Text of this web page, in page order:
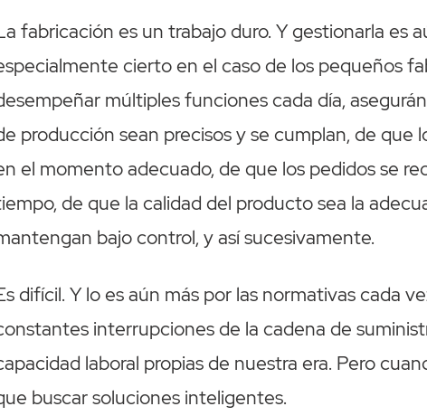
fabricación es un trabajo duro. Y gestionarla es
cierto en el caso de los pequeños
múltiples funciones cada día,
producción sean precisos y se cumplan, de que
el momento adecuado, de que los pedidos se
de que la calidad del producto sea la
bajo control, y así sucesivamente.
difícil. Y lo es aún más por las normativas cada
interrupciones de la cadena de
laboral propias de nuestra era. Pero
buscar soluciones inteligentes.